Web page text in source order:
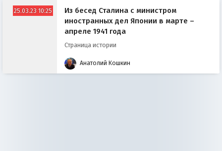
25.03.23 10:25
Из бесед Сталина с министром
иностранных дел Японии в марте –
апреле 1941 года
Страница истории
Анатолий Кошкин